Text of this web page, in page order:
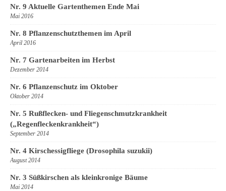
Nr. 9 Aktuelle Gartenthemen Ende Mai
Mai 2016
Nr. 8 Pflanzenschutzthemen im April
April 2016
Nr. 7 Gartenarbeiten im Herbst
Dezember 2014
Nr. 6 Pflanzenschutz im Oktober
Oktober 2014
Nr. 5 Rußflecken- und Fliegenschmutzkrankheit
(„Regenfleckenkrankheit“)
September 2014
Nr. 4 Kirschessigfliege (Drosophila suzukii)
August 2014
Nr. 3 Süßkirschen als kleinkronige Bäume
Mai 2014